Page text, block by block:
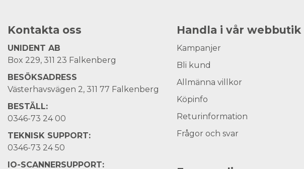
Kontakta oss
UNIDENT AB
Box 229, 311 23 Falkenberg
BESÖKSADRESS
Västerhavsvägen 2, 311 77 Falkenberg
BESTÄLL:
0346-73 24 00
TEKNISK SUPPORT:
0346-73 24 50
IO-SCANNERSUPPORT:
Handla i vår webbutik
Kampanjer
Bli kund
Allmänna villkor
Köpinfo
Returinformation
Frågor och svar